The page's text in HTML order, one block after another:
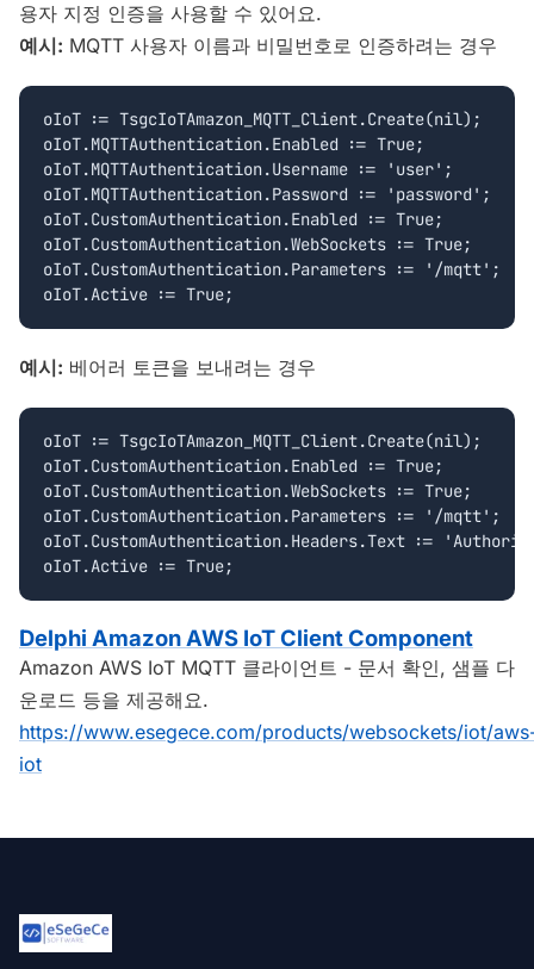
용자 지정 인증을 사용할 수 있어요.
예시: MQTT 사용자 이름과 비밀번호로 인증하려는 경우
oIoT := TsgcIoTAmazon_MQTT_Client.Create(nil);
oIoT.MQTTAuthentication.Enabled := True;
oIoT.MQTTAuthentication.Username := 'user';
oIoT.MQTTAuthentication.Password := 'password';
oIoT.CustomAuthentication.Enabled := True;
oIoT.CustomAuthentication.WebSockets := True;
oIoT.CustomAuthentication.Parameters := '/mqtt';
예시: 베어러 토큰을 보내려는 경우
oIoT := TsgcIoTAmazon_MQTT_Client.Create(nil);
oIoT.CustomAuthentication.Enabled := True;
oIoT.CustomAuthentication.WebSockets := True;
oIoT.CustomAuthentication.Parameters := '/mqtt';
oIoT.CustomAuthentication.Headers.Text :=
Delphi Amazon AWS IoT Client Component
Amazon AWS IoT MQTT 클라이언트 - 문서 확인, 샘플 다
운로드 등을 제공해요.
https://www.esegece.com/products/websockets/iot/
iot